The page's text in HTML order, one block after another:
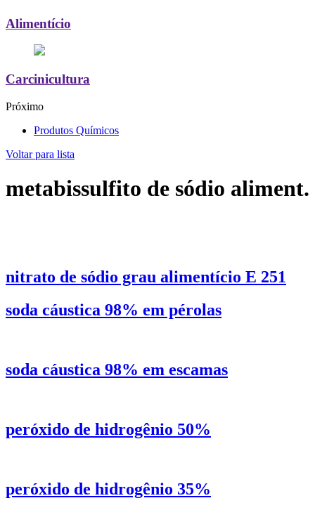
Alimentício
Carcinicultura
Próximo
Produtos Químicos
Voltar para lista
metabissulfito de sódio aliment.
nitrato de sódio grau alimentício E 251
soda cáustica 98% em pérolas
soda cáustica 98% em escamas
peróxido de hidrogênio 50%
peróxido de hidrogênio 35%